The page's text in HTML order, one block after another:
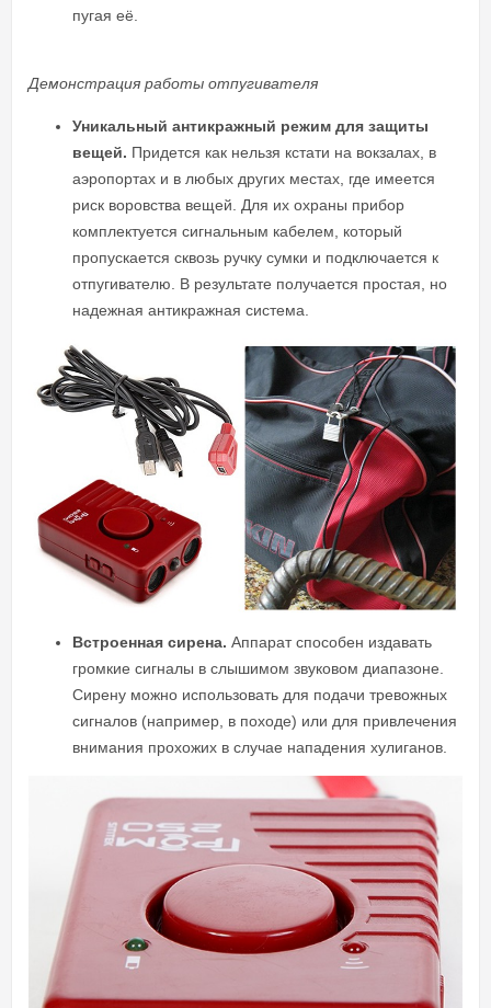
пугая её.
Демонстрация работы отпугивателя
Уникальный антикражный режим для защиты
вещей. Придется как нельзя кстати на вокзалах, в
аэропортах и в любых других местах, где имеется
риск воровства вещей. Для их охраны прибор
комплектуется сигнальным кабелем, который
пропускается сквозь ручку сумки и подключается к
отпугивателю. В результате получается простая, но
надежная антикражная система.
Встроенная сирена. Аппарат способен издавать
громкие сигналы в слышимом звуковом диапазоне.
Сирену можно использовать для подачи тревожных
сигналов (например, в походе) или для привлечения
внимания прохожих в случае нападения хулиганов.